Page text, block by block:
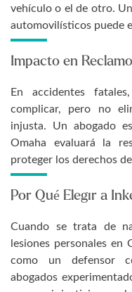
vehículo o el de otro.
automovilísticos puede
Impacto en
En accidentes
complicar, pero no
injusta. Un abogado
Omaha evaluará la
proteger los derechos
Por Qué Elegir a
Cuando se trata de
lesiones personales en
como un defensor
abogados